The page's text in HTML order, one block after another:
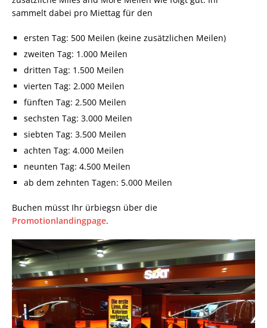
sammelt dabei pro Miettag für den
ersten Tag: 500 Meilen (keine zusätzlichen Meilen)
zweiten Tag: 1.000 Meilen
dritten Tag: 1.500 Meilen
vierten Tag: 2.000 Meilen
fünften Tag: 2.500 Meilen
sechsten Tag: 3.000 Meilen
siebten Tag: 3.500 Meilen
achten Tag: 4.000 Meilen
neunten Tag: 4.500 Meilen
ab dem zehnten Tagen: 5.000 Meilen
Buchen müsst Ihr ürbiegsn über die
Promotionlandingpage.